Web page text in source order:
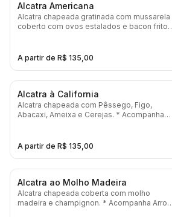
Alcatra Americana
Alcatra chapeada gratinada com mussarela
coberto com ovos estalados e bacon frito. *
A partir de R$ 135,00
Alcatra à California
Alcatra chapeada com Pêssego, Figo,
Abacaxi, Ameixa e Cerejas. * Acompanha
A partir de R$ 135,00
Alcatra ao Molho Madeira
Alcatra chapeada coberta com molho
madeira e champignon. * Acompanha Arroz,